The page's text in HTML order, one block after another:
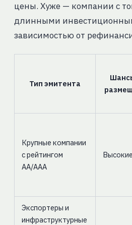
цены. Хуже — компании с
длинными
зависимостью от
Тип эмитента
Крупные компании
с рейтингом
AA/AAA
Высокие
Экспортеры и
инфраструктурные